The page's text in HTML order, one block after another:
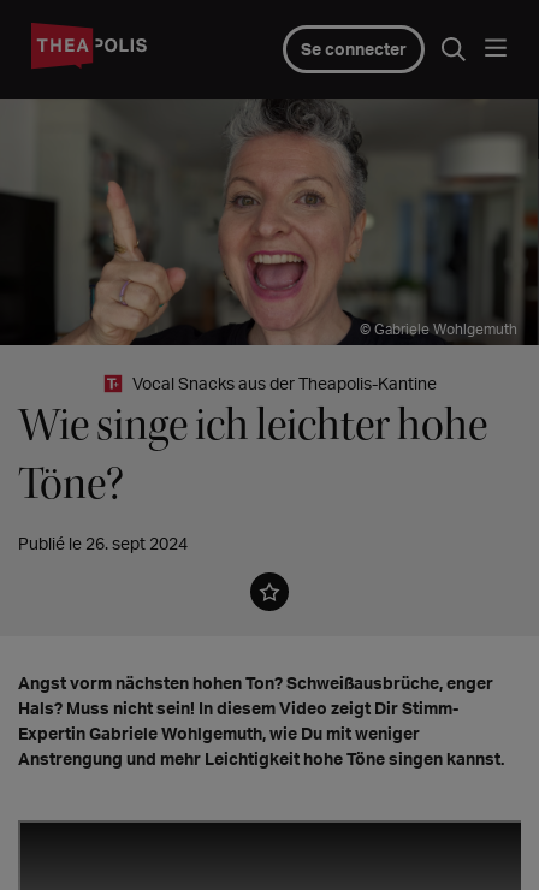
Se connecter
© Gabriele Wohlgemuth
Vocal Snacks aus der Theapolis-Kantine
Wie singe ich leichter hohe
Töne?
Publié le 26. sept 2024
Angst vorm nächsten hohen Ton? Schweißausbrüche, enger
Hals? Muss nicht sein! In diesem Video zeigt Dir Stimm-
Expertin Gabriele Wohlgemuth, wie Du mit weniger
Anstrengung und mehr Leichtigkeit hohe Töne singen kannst.